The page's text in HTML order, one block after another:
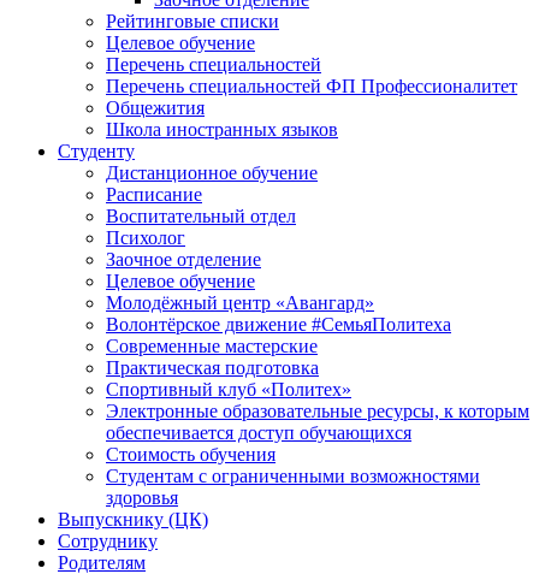
Рейтинговые списки
Целевое обучение
Перечень специальностей
Перечень специальностей ФП Профессионалитет
Общежития
Школа иностранных языков
Студенту
Дистанционное обучение
Расписание
Воспитательный отдел
Психолог
Заочное отделение
Целевое обучение
Молодёжный центр «Авангард»
Волонтёрское движение #СемьяПолитеха
Современные мастерские
Практическая подготовка
Спортивный клуб «Политех»
Электронные образовательные ресурсы, к которым
обеспечивается доступ обучающихся
Стоимость обучения
Студентам с ограниченными возможностями
здоровья
Выпускнику (ЦК)
Сотруднику
Родителям